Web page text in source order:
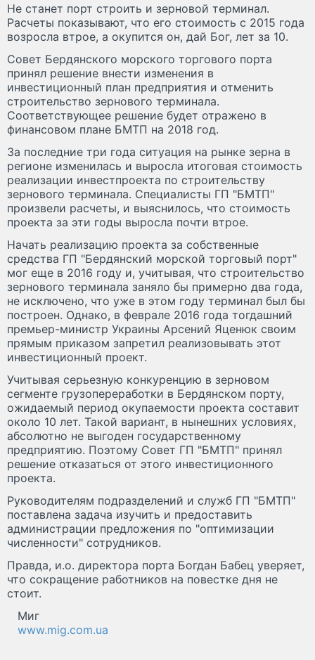
Не станет порт строить и зерновой терминал.
Расчеты показывают, что его стоимость с 2015 года
возросла втрое, а окупится он, дай Бог, лет за 10.
Совет Бердянского морского торгового порта
принял решение внести изменения в
инвестиционный план предприятия и отменить
строительство зернового терминала.
Соответствующее решение будет отражено в
финансовом плане БМТП на 2018 год.
За последние три года ситуация на рынке зерна в
регионе изменилась и выросла итоговая стоимость
реализации инвестпроекта по строительству
зернового терминала. Специалисты ГП "БМТП"
произвели расчеты, и выяснилось, что стоимость
проекта за эти годы выросла почти втрое.
Начать реализацию проекта за собственные
средства ГП "Бердянский морской торговый порт"
мог еще в 2016 году и, учитывая, что строительство
зернового терминала заняло бы примерно два года,
не исключено, что уже в этом году терминал был бы
построен. Однако, в феврале 2016 года тогдашний
премьер-министр Украины Арсений Яценюк своим
прямым приказом запретил реализовывать этот
инвестиционный проект.
Учитывая серьезную конкуренцию в зерновом
сегменте грузопереработки в Бердянском порту,
ожидаемый период окупаемости проекта составит
около 10 лет. Такой вариант, в нынешних условиях,
абсолютно не выгоден государственному
предприятию. Поэтому Совет ГП "БМТП" принял
решение отказаться от этого инвестиционного
проекта.
Руководителям подразделений и служб ГП "БМТП"
поставлена задача изучить и предоставить
администрации предложения по "оптимизации
численности" сотрудников.
Правда, и.о. директора порта Богдан Бабец уверяет,
что сокращение работников на повестке дня не
стоит.
Миг
www.mig.com.ua